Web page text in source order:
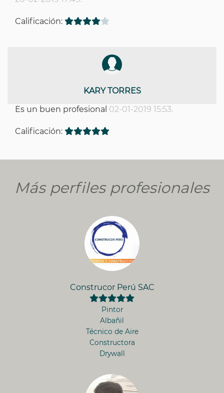
Calificación:
KARY TORRES
Es un buen profesional 02-01-2019 15:53.
Calificación:
Más perfiles profesionales
Construcor Perú SAC
Pintor
Albañil
Técnico de Aire
Constructora
Drywall